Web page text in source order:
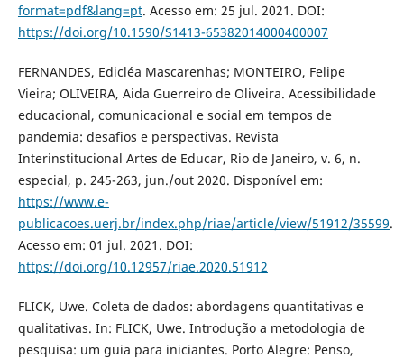
format=pdf&lang=pt. Acesso em: 25 jul. 2021. DOI:
https://doi.org/10.1590/S1413-65382014000400007
FERNANDES, Edicléa Mascarenhas; MONTEIRO, Felipe
Vieira; OLIVEIRA, Aida Guerreiro de Oliveira. Acessibilidade
educacional, comunicacional e social em tempos de
pandemia: desafios e perspectivas. Revista
Interinstitucional Artes de Educar, Rio de Janeiro, v. 6, n.
especial, p. 245-263, jun./out 2020. Disponível em:
https://www.e-
publicacoes.uerj.br/index.php/riae/article/view/51912/35599.
Acesso em: 01 jul. 2021. DOI:
https://doi.org/10.12957/riae.2020.51912
FLICK, Uwe. Coleta de dados: abordagens quantitativas e
qualitativas. In: FLICK, Uwe. Introdução a metodologia de
pesquisa: um guia para iniciantes. Porto Alegre: Penso,